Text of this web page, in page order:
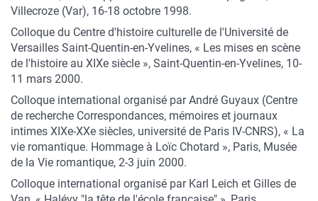
Villecroze (Var), 16-18 octobre 1998.
Colloque du Centre d'histoire culturelle de l'Université de
Versailles Saint-Quentin-en-Yvelines, « Les mises en scène
de l'histoire au XIXe siècle », Saint-Quentin-en-Yvelines, 10-
11 mars 2000.
Colloque international organisé par André Guyaux (Centre
de recherche Correspondances, mémoires et journaux
intimes XIXe-XXe siècles, université de Paris IV-CNRS), « La
vie romantique. Hommage à Loïc Chotard », Paris, Musée
de la Vie romantique, 2-3 juin 2000.
Colloque international organisé par Karl Leich et Gilles de